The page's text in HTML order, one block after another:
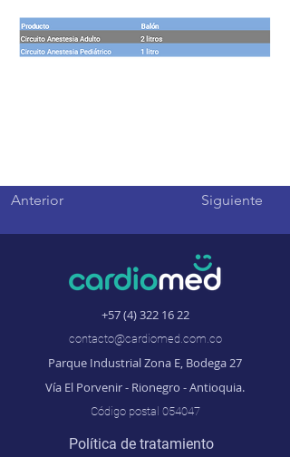
Anterior Siguiente
+57 (4) 322 16 22
contacto@cardiomed.com.co
Parque Industrial Zona E, Bodega 27
Vía El Porvenir - Rionegro - Antioquia.
Código postal 054047
Política de tratamiento